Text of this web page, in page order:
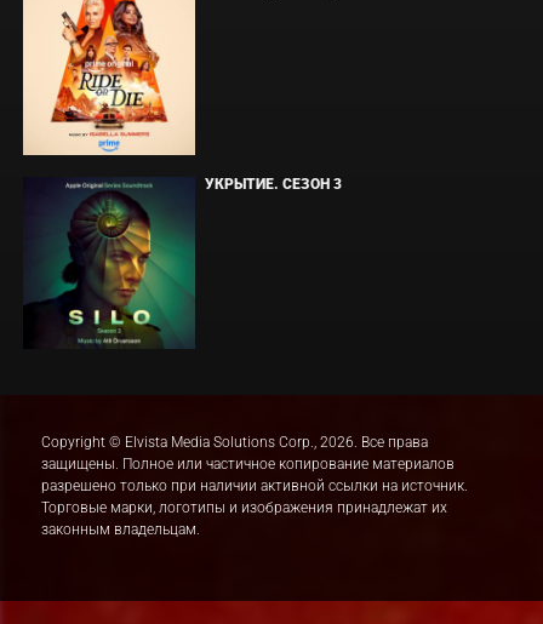
УКРЫТИЕ. СЕЗОН 3
Copyright © Elvista Media Solutions Corp., 2026. Все права
защищены. Полное или частичное копирование материалов
разрешено только при наличии активной ссылки на источник.
Торговые марки, логотипы и изображения принадлежат их
законным владельцам.